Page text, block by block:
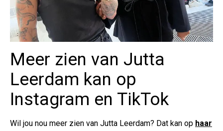
Meer zien van Jutta
Leerdam kan op
Instagram en TikTok
Wil jou nou meer zien van Jutta Leerdam? Dat kan op haar